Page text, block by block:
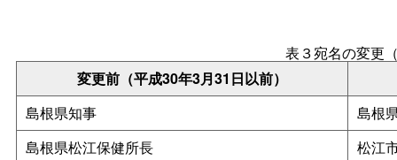
表３宛名の変更
変更前（平成30年3月31日以前）
島根県知事
島根
島根県松江保健所長
松江